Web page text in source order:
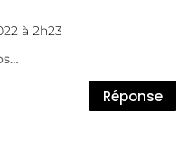
à 2h23
Réponse